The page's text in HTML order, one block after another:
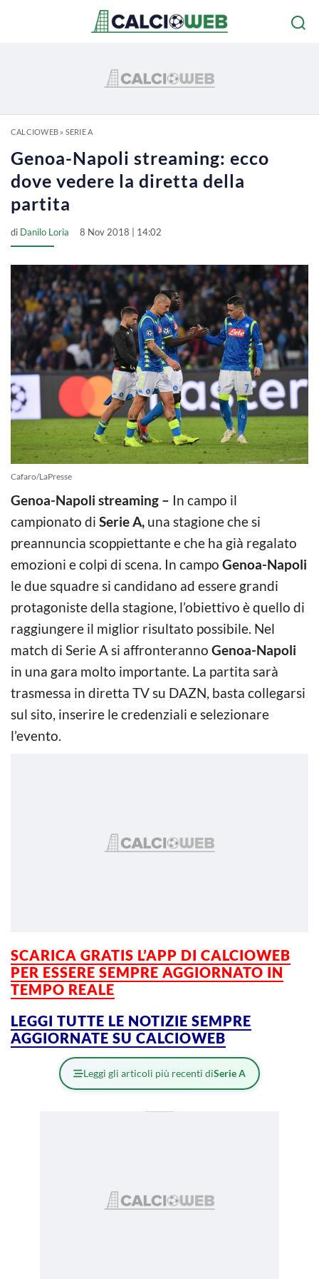
CALCIOWEB» SERIE A
Genoa-Napoli streaming: ecco
dove vedere la diretta della
partita
di Danilo Loria 8 Nov 2018 | 14:02
Cafaro/LaPresse
Genoa-Napoli streaming – In campo il
campionato di Serie A, una stagione che si
preannuncia scoppiettante e che ha già regalato
emozioni e colpi di scena. In campo Genoa-Napoli
le due squadre si candidano ad essere grandi
protagoniste della stagione, l’obiettivo è quello di
raggiungere il miglior risultato possibile. Nel
match di Serie A si affronteranno Genoa-Napoli
in una gara molto importante. La partita sarà
trasmessa in diretta TV su DAZN, basta collegarsi
sul sito, inserire le credenziali e selezionare
l’evento.
SCARICA GRATIS L’APP DI CALCIOWEB
PER ESSERE SEMPRE AGGIORNATO IN
TEMPO REALE
LEGGI TUTTE LE NOTIZIE SEMPRE
AGGIORNATE SU CALCIOWEB
Leggi gli articoli più recenti diSerie A